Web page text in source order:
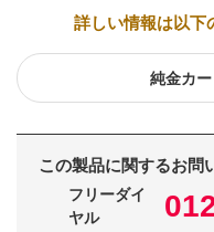
詳しい情報は以下
純金カ
この製品に関するお問
フリーダイ
ヤル